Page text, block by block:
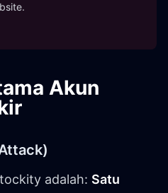
Akun
adalah: Satu